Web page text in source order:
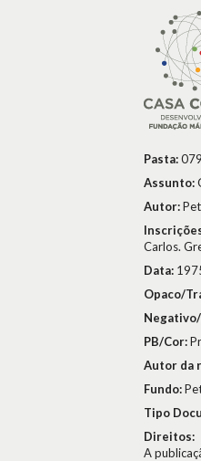
Pasta:
Assunto:
Autor:
Carlos.
Data:
Opaco/
PB/Cor:
Autor da
Fundo:
Tipo
Direitos:
A